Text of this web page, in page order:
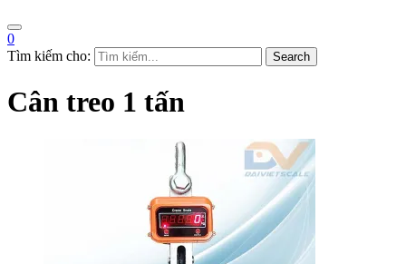
0
Tìm kiếm cho:
Search
Cân treo 1 tấn